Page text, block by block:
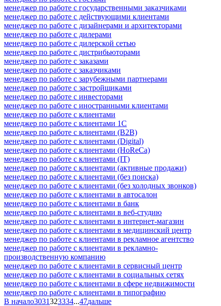
менеджер по работе с государственными заказчиками
менеджер по работе с действующими клиентами
менеджер по работе с дизайнерами и архитекторами
менеджер по работе с дилерами
менеджер по работе с дилерской сетью
менеджер по работе с дистрибьюторами
менеджер по работе с заказами
менеджер по работе с заказчиками
менеджер по работе с зарубежными партнерами
менеджер по работе с застройщиками
менеджер по работе с инвесторами
менеджер по работе с иностранными клиентами
менеджер по работе с клиентами
менеджер по работе с клиентами 1С
менеджер по работе с клиентами (B2B)
менеджер по работе с клиентами (Digital)
менеджер по работе с клиентами (HoReCa)
менеджер по работе с клиентами (IT)
менеджер по работе с клиентами (активные продажи)
менеджер по работе с клиентами (без поиска)
менеджер по работе с клиентами (без холодных звонков)
менеджер по работе с клиентами в автосалон
менеджер по работе с клиентами в банк
менеджер по работе с клиентами в веб-студию
менеджер по работе с клиентами в интернет-магазин
менеджер по работе с клиентами в медицинский центр
менеджер по работе с клиентами в рекламное агентство
менеджер по работе с клиентами в рекламно-
производственную компанию
менеджер по работе с клиентами в сервисный центр
менеджер по работе с клиентами в социальных сетях
менеджер по работе с клиентами в сфере недвижимости
менеджер по работе с клиентами в типографию
В начало3031323334...47дальше